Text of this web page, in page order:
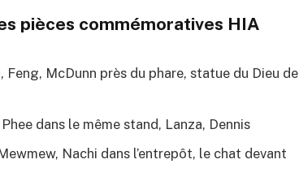
pièces commémoratives HIA
McDunn près du phare, statue du Dieu de
dans le même stand, Lanza, Dennis
Nachi dans l’entrepôt, le chat devant